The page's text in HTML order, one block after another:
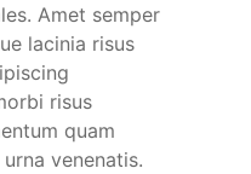
Amet semper
lacinia risus
risus
quam
venenatis.